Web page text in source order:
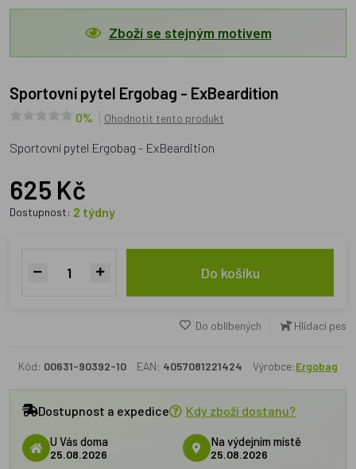
Zboží se stejným motivem
Sportovní pytel Ergobag - ExBeardition
0% Ohodnotit tento produkt
Sportovní pytel Ergobag - ExBeardition
625 Kč
Dostupnost: 2 týdny
Do košíku
Do oblíbených Hlídací pes
Kód: 00631-90392-10 EAN: 4057081221424 Výrobce:Ergobag
Dostupnost a expedice Kdy zboží dostanu?
U Vás doma
25.08.2026
Na výdejním místě
25.08.2026